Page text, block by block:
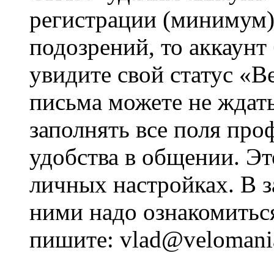
регистрации
подозрений, то
увидите свой статус
письма можете не
заполнять все поля
удобства в общении.
личных настройках. В
ними надо
пишите: